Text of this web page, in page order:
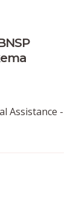
Assistance -